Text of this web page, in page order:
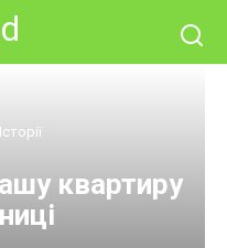
Історії
квартиру